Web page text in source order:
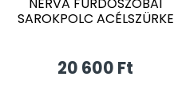
SAROKPOLC ACÉLSZÜRKE
20 600 Ft